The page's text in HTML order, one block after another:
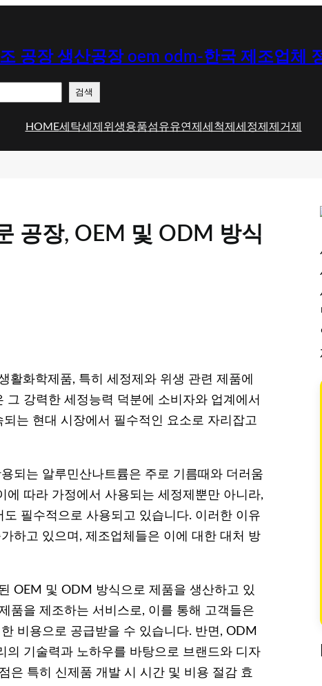
공장 생산공장 oem odm-한국 제조업체
검색
HOME세탁세제 위생용품섬유유연제 세척제 세정제 제거제
공장, OEM 및 ODM 방식
활화학제품, 특히 세정제와 위생 관련 제품에
강력한 세정능력 덕분에 소비자와 업계에서
는 현대 시장에서 필수적인 요소로 자리잡고
되는 알루민산나트륨은 주로 기름때와 더러움
따라 가정에서 사용되는 세정제뿐만 아니라,
필수적으로 사용되고 있습니다. 이러한 이유
하고 있으며, 제조업체들은 이에 대한 대처 방
OEM 및 ODM 방식으로 제품을 생산하고 있
품을 제조하는 서비스로, 이를 통해 고객들은
비용으로 공급받을 수 있습니다. 반면, ODM
의 기술력과 노하우를 바탕으로 브랜드와 디자
은 특히 신제품 개발 시 시간 및 비용 절감 효